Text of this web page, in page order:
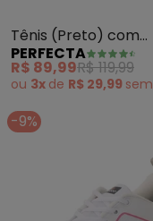
Tênis (Preto) com
Elástico no Cabedal
PERFECTA
R$ 89,99R$ 119,99
ou 3x de R$ 29,99 sem
-9%